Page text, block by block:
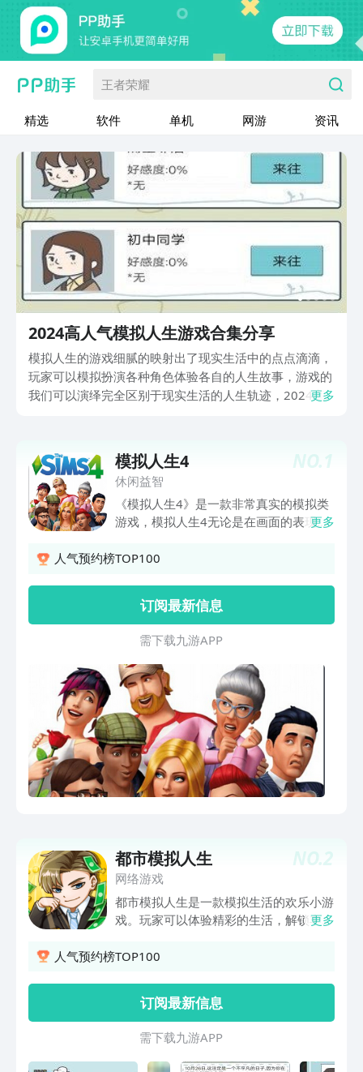
王者荣耀
精选 软件 单机 网游 资讯
2024高人气模拟人生游戏合集分享
模拟人生的游戏细腻的映射出了现实生活中的点点滴滴，
玩家可以模拟扮演各种角色体验各自的人生故事，游戏的
我们可以演绎完全区别于现实生活的人生轨迹，2024高
同走进心驰神往的模拟人生世界吧。
更多
NO.1
模拟人生4
休闲益智
《模拟人生4》是一款非常真实的模拟类
游戏，模拟人生4无论是在画面的表现
的提升！加上令人无法想象的自由DIY设
列的玩家千万不要错过。
更多
人气预约榜TOP100
订阅最新信息
需 下 载 九 游 A P P
NO.2
都市模拟人生
网络游戏
都市模拟人生是一款模拟生活的欢乐小游
戏。玩家可以体验精彩的生活，解锁丰富
生路径供玩家选择，玩法具有可重玩性。
务，购买房产和商业地产进行投资，平衡
发展，选择将影响剧情和结局，完美是胜
利的关键。
更多
人气预约榜TOP100
订阅最新信息
需 下 载 九 游 A P P